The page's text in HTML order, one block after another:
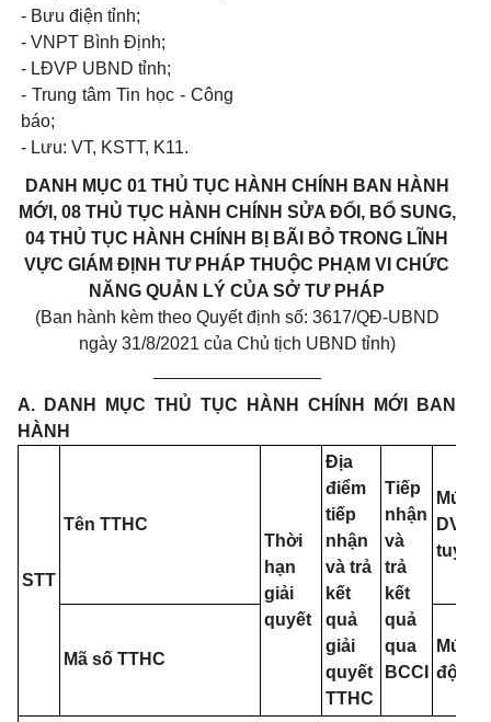
- Bưu điện tỉnh;
- VNPT Bình Định;
- LĐVP UBND tỉnh;
- Trung tâm Tin học - Công
báo;
- Lưu: VT, KSTT, K11.
DANH MỤC 01 THỦ TỤC HÀNH CHÍNH BAN HÀNH
MỚI, 08 THỦ TỤC HÀNH CHÍNH SỬA ĐỔI, BỔ SUNG,
04 THỦ TỤC HÀNH CHÍNH BỊ BÃI BỎ TRONG LĨNH
VỰC GIÁM ĐỊNH TƯ PHÁP THUỘC PHẠM VI CHỨC
NĂNG QUẢN LÝ CỦA SỞ TƯ PHÁP
(Ban hành kèm theo Quyết định số: 3617/QĐ-UBND
ngày 31/8/2021 của Chủ tịch UBND tỉnh)
A. DANH MỤC THỦ TỤC HÀNH CHÍNH MỚI BAN
HÀNH
STT
Tên TTHC
Thời
hạn
giải
quyết
Địa
điểm
tiếp
nhận
và trả
kết
quả
giải
quyết
TTHC
Tiếp
nhận
và
trả
kết
quả
qua
BCCI
Mức
DVC
tuyến
Mã số TTHC
Mức
độ 3